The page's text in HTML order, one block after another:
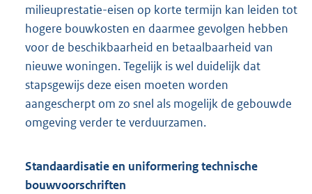
milieuprestatie-eisen op korte termijn kan leiden tot
hogere bouwkosten en daarmee gevolgen hebben
voor de beschikbaarheid en betaalbaarheid van
nieuwe woningen. Tegelijk is wel duidelijk dat
stapsgewijs deze eisen moeten worden
aangescherpt om zo snel als mogelijk de gebouwde
omgeving verder te verduurzamen.
Standaardisatie en uniformering technische
bouwvoorschriften